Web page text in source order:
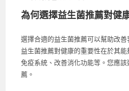
為何選擇益生菌推薦對健
選擇合適的益生菌推薦可以幫助改
益生菌推薦對健康的重要性在於其
免疫系統、改善消化功能等。您應
薦。